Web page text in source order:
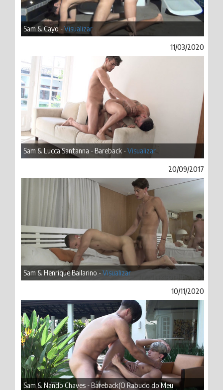
Sam & Cayo -Visualizar
11/03/2020
Sam & Lucca Santanna - Bareback -Visualizar
20/09/2017
Sam & Henrique Bailarino -Visualizar
10/11/2020
Sam & Nando Chaves - Bareback(O Rabudo do Meu